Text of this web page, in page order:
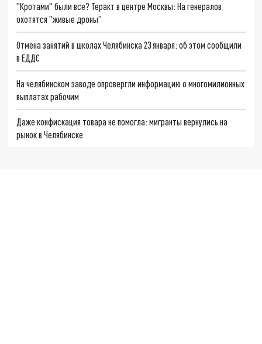
"Кротами" были все? Теракт в центре Москвы: На генералов
охотятся "живые дроны"
Отмена занятий в школах Челябинска 23 января: об этом сообщили
в ЕДДС
На челябинском заводе опровергли информацию о многомилионных
выплатах рабочим
Даже конфискация товара не помогла: мигранты вернулись на
рынок в Челябинске